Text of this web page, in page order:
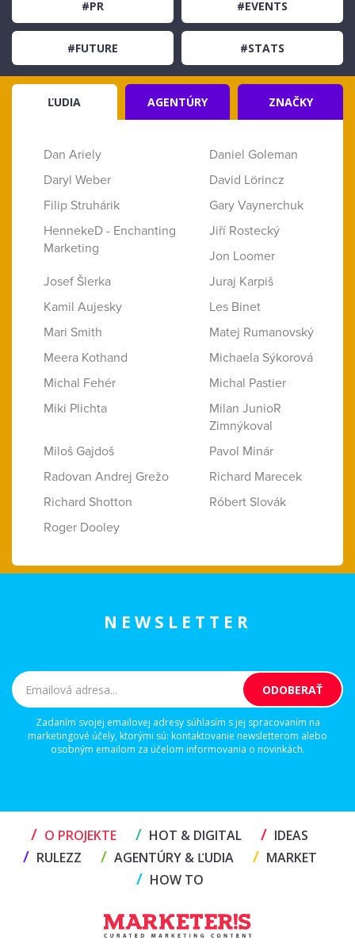
#PR #EVENTS
#FUTURE #STATS
ĽUDIA AGENTÚRY ZNAČKY
Dan Ariely
Daniel Goleman
Daryl Weber
David Lörincz
Filip Struhárik
Gary Vaynerchuk
HennekeD - Enchanting
Marketing
Jiří Rostecký
Jon Loomer
Josef Šlerka
Juraj Karpiš
Kamil Aujesky
Les Binet
Mari Smith
Matej Rumanovský
Meera Kothand
Michaela Sýkorová
Michal Fehér
Michal Pastier
Miki Plichta
Milan JunioR
Zimnýkoval
Miloš Gajdoš
Pavol Minár
Radovan Andrej Grežo
Richard Marecek
Richard Shotton
Róbert Slovák
Roger Dooley
NEWSLETTER
Zadaním svojej emailovej adresy súhlasím s jej spracovaním na
marketingové účely, ktorými sú: kontaktovanie newsletterom alebo
osobným emailom za účelom informovania o novinkách.
/ O PROJEKTE / HOT & DIGITAL / IDEAS
/ RULEZZ / AGENTÚRY & ĽUDIA / MARKET
/ HOW TO